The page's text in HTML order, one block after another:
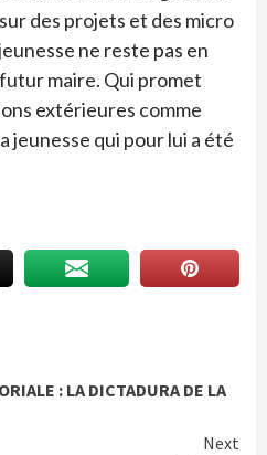
des projets et des micro
ne reste pas en
maire. Qui promet
extérieures comme
jeunesse qui pour lui a été
: LA DICTADURA DE LA
Next